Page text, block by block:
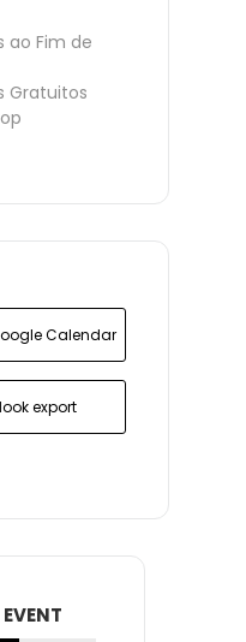
ao Fim de
Gratuitos
Calendar
export